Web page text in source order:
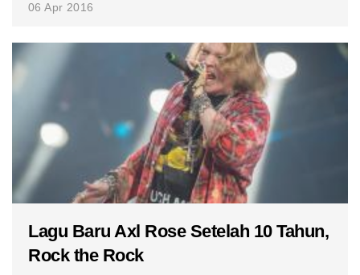
06 Apr 2016
Lagu Baru Axl Rose Setelah 10 Tahun,
Rock the Rock